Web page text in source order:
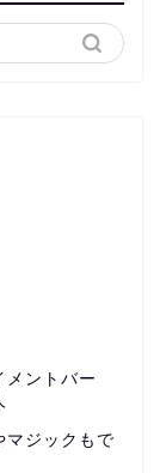
メントバー
マジックもで